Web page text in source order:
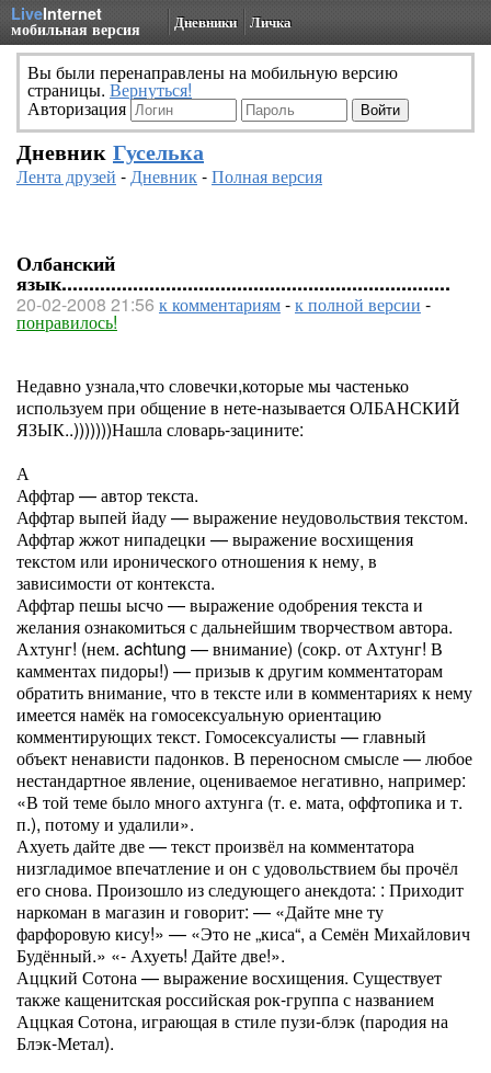
LiveInternet
мобильная версия Дневники Личка
Вы были перенаправлены на мобильную версию
страницы. Вернуться!
Авторизация
Дневник Гуселька
Лента друзей -Дневник-Полная версия
Олбанский
язык.......................................................................
20-02-2008 21:56 к комментариям-к полной версии -
понравилось!
Недавно узнала,что словечки,которые мы частенько
используем при общение в нете-называется ОЛБАНСКИЙ
ЯЗЫК..)))))))Нашла словарь-зацините:
А
Аффтар — автор текста.
Аффтар выпей йаду — выражение неудовольствия текстом.
Аффтар жжот нипадецки — выражение восхищения
текстом или иронического отношения к нему, в
зависимости от контекста.
Аффтар пешы ысчо — выражение одобрения текста и
желания ознакомиться с дальнейшим творчеством автора.
Ахтунг! (нем. achtung — внимание) (сокр. от Ахтунг! В
камментах пидоры!) — призыв к другим комментаторам
обратить внимание, что в тексте или в комментариях к нему
имеется намёк на гомосексуальную ориентацию
комментирующих текст. Гомосексуалисты — главный
объект ненависти падонков. В переносном смысле — любое
нестандартное явление, оцениваемое негативно, например:
«В той теме было много ахтунга (т. е. мата, оффтопика и т.
п.), потому и удалили».
Ахуеть дайте две — текст произвёл на комментатора
низгладимое впечатление и он с удовольствием бы прочёл
его снова. Произошло из следующего анекдота: : Приходит
наркоман в магазин и говорит: — «Дайте мне ту
фарфоровую кису!» — «Это не „киса“, а Семён Михайлович
Будённый.» «- Ахуеть! Дайте две!».
Аццкий Сотона — выражение восхищения. Существует
также кащенитская российская рок-группа с названием
Аццкая Сотона, играющая в стиле пузи-блэк (пародия на
Блэк-Метал).